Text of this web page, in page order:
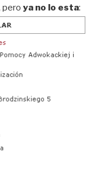
pero ya no lo esta: